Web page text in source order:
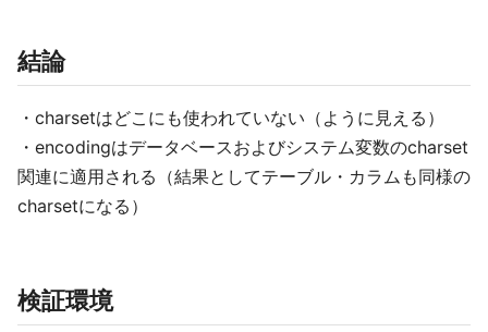
結論
・charsetはどこにも使われていない（ように見える）
・encodingはデータベースおよびシステム変数のcharset
関連に適用される（結果としてテーブル・カラムも同様の
charsetになる）
検証環境